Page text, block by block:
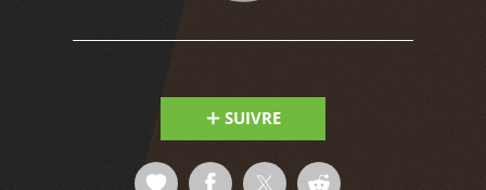
SUIVRE